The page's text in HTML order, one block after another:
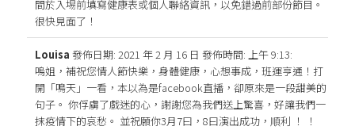
間於入埸前填寫健康表或個人聯絡資訊，以免錯過前部份節目。
很快見面了！
Louisa發佈日期: 2021 年 2 月 16 日 發佈時間: 上午 9:13:
嗚姐，補祝您情人節快樂，身體健康，心想事成，班運亨通！打
開「鳴天」一看，本以為是facebook直播，卻原來是一段甜美的
句子。 你俘虜了戲迷的心，謝謝您為我們送上驚喜，好讓我們一
抹疫情下的哀愁。 並祝願你3月7曰，8曰演出成功，順利 ！ ！